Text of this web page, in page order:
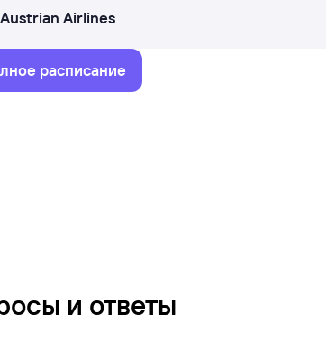
Austrian Airlines
расписание
и ответы